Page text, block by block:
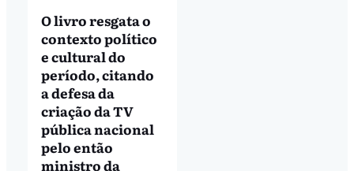
O livro resgata o
contexto político
e cultural do
período, citando
a defesa da
criação da TV
pública nacional
pelo então
ministro da